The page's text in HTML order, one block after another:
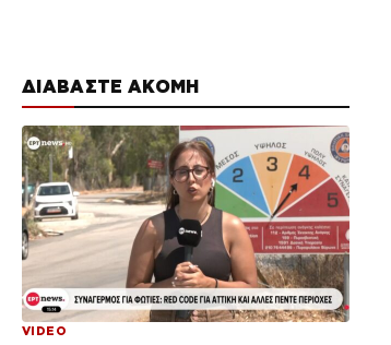
ΔΙΑΒΑΣΤΕ ΑΚΟΜΗ
VIDEO